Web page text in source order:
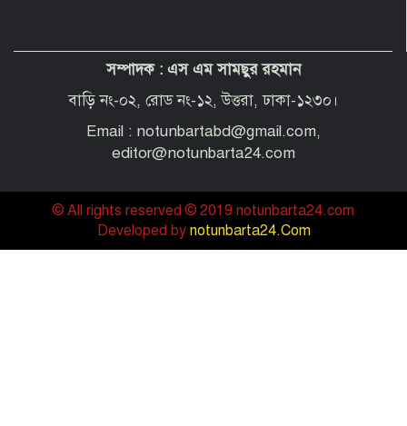
“অপরাধী যেই হোক, তার কোনো ছাড় নয়”—
বাগেরহাটের নবাগত পুলিশ সুপার
সম্পাদক : এস এম সামছুর রহমান
বাড়ি নং-০২, রোড নং-১২, উত্তরা, ঢাকা-১২৩০।
Email : notunbartabd@gmail.com,
editor@notunbarta24.com
© All rights reserved © 2019 notunbarta24.com
Developed by notunbarta24.Com